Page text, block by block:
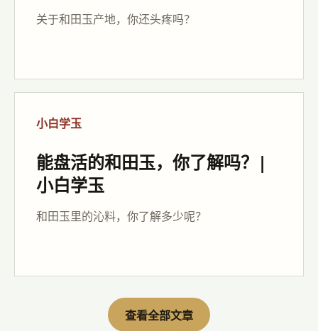
关于和田玉产地，你还头疼吗？
小白学玉
能盘活的和田玉，你了解吗？|
小白学玉
和田玉里的沁料，你了解多少呢？
查看全部文章